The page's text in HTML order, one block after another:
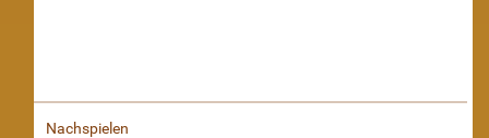
Nachspielen